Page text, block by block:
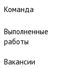
Команда
Выполненные
работы
Вакансии